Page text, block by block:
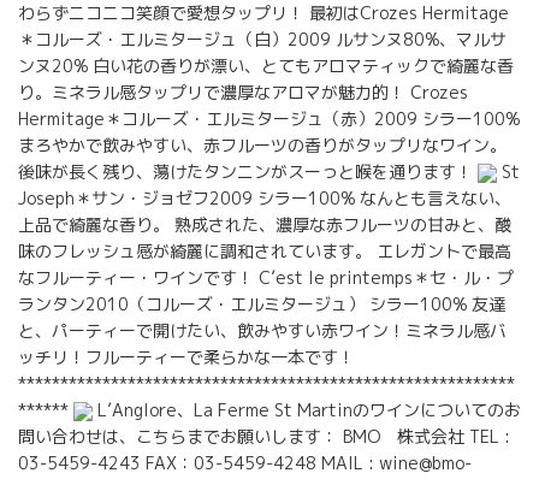
わらずニコニコ笑顔で愛想タップリ！ 最初はCrozes Hermitage
＊コルーズ・エルミタージュ（白）2009 ルサンヌ80%、マルサ
ンヌ20% 白い花の香りが漂い、とてもアロマティックで綺麗な香
り。ミネラル感タップリで濃厚なアロマが魅力的！ Crozes
Hermitage＊コルーズ・エルミタージュ（赤）2009 シラー100%
まろやかで飲みやすい、赤フルーツの香りがタップリなワイン。
後味が長く残り、蕩けたタンニンがスーっと喉を通ります！
St
Joseph＊サン・ジョゼフ2009 シラー100% なんとも言えない、
上品で綺麗な香り。 熟成された、濃厚な赤フルーツの甘みと、酸
味のフレッシュ感が綺麗に調和されています。 エレガントで最高
なフルーティー・ワインです！ C’est le printemps＊セ・ル・プ
ランタン2010（コルーズ・エルミタージュ） シラー100% 友達
と、パーティーで開けたい、飲みやすい赤ワイン！ミネラル感バ
ッチリ！フルーティーで柔らかな一本です！
***********************************************************
******
L’Anglore、La Ferme St Martinのワインについてのお
問い合わせは、こちらまでお願いします： BMO 株式会社 TEL :
03-5459-4243 FAX：03-5459-4248 MAIL : wine@bmo-